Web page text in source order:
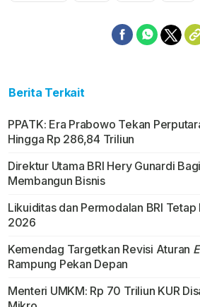
Berita Terkait
PPATK: Era Prabowo Tekan
Hingga Rp 286,84 Triliun
Direktur Utama BRI Hery Gunardi
Membangun Bisnis
Likuiditas dan Permodalan BRI
2026
Kemendag Targetkan Revisi Aturan
Rampung Pekan Depan
Menteri UMKM: Rp 70 Triliun KUR